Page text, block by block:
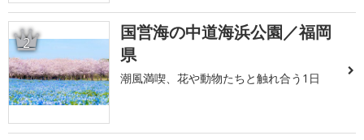
2
国営海の中道海浜公園／福岡
県
潮風満喫、花や動物たちと触れ合う1日